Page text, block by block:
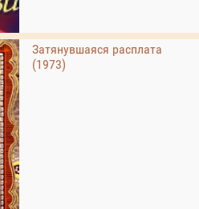
Затянувшаяся расплата
(1973)